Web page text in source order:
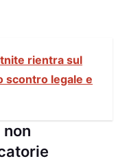
rientra sul
scontro legale e